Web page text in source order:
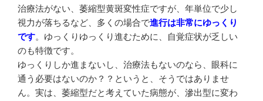
治療法がない、萎縮型黄斑変性症ですが、年単位で少し
視力が落ちるなど、多くの場合で進行は非常にゆっくり
です。ゆっくりゆっくり進むために、自覚症状が乏しい
のも特徴です。
ゆっくりしか進まないし、治療法もないのなら、眼科に
通う必要はないのか？？というと、そうではありませ
ん。実は、萎縮型だと考えていた病態が、滲出型に変わ